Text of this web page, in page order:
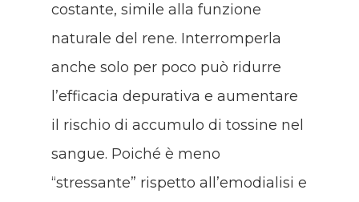
costante, simile alla funzione
naturale del rene. Interromperla
anche solo per poco può ridurre
l’efficacia depurativa e aumentare
il rischio di accumulo di tossine nel
sangue. Poiché è meno
“stressante” rispetto all’emodialisi e